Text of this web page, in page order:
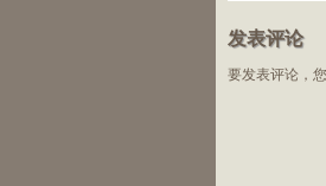
发表评论
要发表评论，